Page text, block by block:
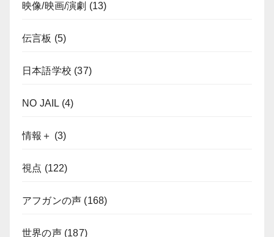
映像/映画/演劇 (13)
伝言板 (5)
日本語学校 (37)
NO JAIL (4)
情報＋ (3)
視点 (122)
アフガンの声 (168)
世界の声(187)